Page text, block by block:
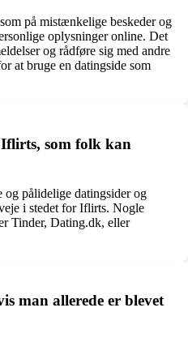
på mistænkelige beskeder og
oplysninger online. Det
og rådføre sig med andre
at bruge en datingside som
som folk kan
og pålidelige datingsider og
i stedet for Iflirts. Nogle
Tinder, Dating.dk, eller
man allerede er blevet